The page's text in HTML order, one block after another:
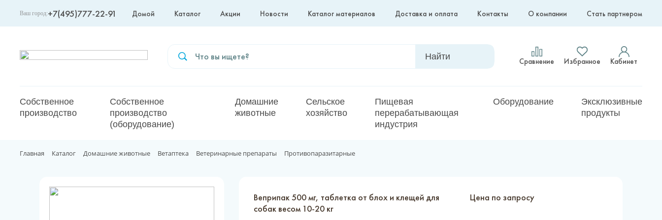
Ваш город:+7(495)777-22-91 Домой Каталог Акции Новости Каталог материалов Доставка и оплата Контакты О компании Стать партнером
Москва Сравнение Избранное Кабинет
Собственное
производство
Собственное
производство
(оборудование)
Домашние
животные
Сельское
хозяйство
Пищевая
перерабатывающая
индустрия
Оборудование
Эксклюзивные
продукты
Главная Каталог Домашние животные Ветаптека Ветеринарные препараты Противопаразитарные
Веприпак 500 мг, таблетка от блох и клещей для
собак весом 10-20 кг
Цена по запросу